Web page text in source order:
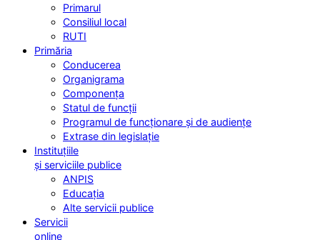
Primarul
Consiliul local
RUTI
Primăria
Conducerea
Organigrama
Componența
Statul de funcții
Programul de funcționare și de audiențe
Extrase din legislație
Instituțiile
și serviciile publice
ANPIS
Educația
Alte servicii publice
Servicii
online